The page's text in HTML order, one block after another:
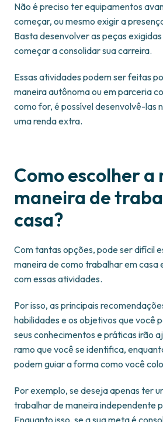
Não é preciso ter equipamentos
começar, ou mesmo exigir a
Basta desenvolver as peças
começar a consolidar sua carreira.
Essas atividades podem ser feitas
maneira autônoma ou em parceria
como for, é possível desenvolvê-las
uma renda extra.
Como escolher a
maneira de
casa?
Com tantas opções, pode ser difícil
maneira de como trabalhar em casa
com essas atividades.
Por isso, as principais
habilidades e os objetivos que você
seus conhecimentos e práticas irão
ramo que você se identifica,
podem guiar a forma como você
Por exemplo, se deseja apenas ter
trabalhar de maneira independente